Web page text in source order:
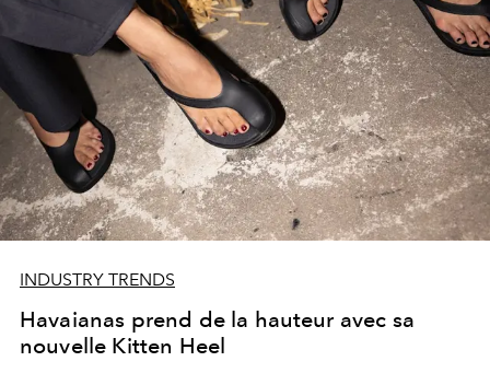
INDUSTRY TRENDS
Havaianas prend de la hauteur avec sa
nouvelle Kitten Heel